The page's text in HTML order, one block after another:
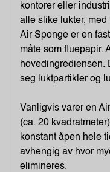
kontorer eller
alle slike lukter, med
Air Sponge er en
måte som fluepapir.
hovedingrediensen.
seg luktpartikler og
Vanligvis varer en
(ca. 20
konstant åpen hele
avhengig av hvor
elimineres.